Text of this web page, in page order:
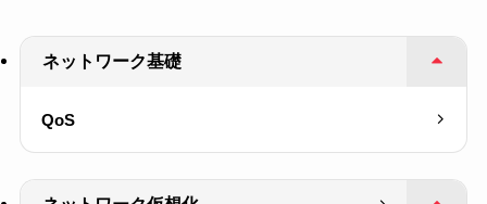
ネットワーク基礎
QoS